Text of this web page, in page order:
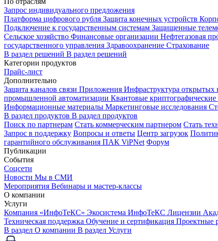
Запрос индивидуального предложения
Платформа цифрового рубля Защита конечных устройств
Подключение к государственным системам Защищенные
Сельское хозяйство Финансовые организации Нефтегазовая
государственного управления Здравоохранение Страхование
В раздел решений В раздел решений
Категории продуктов
Прайс-лист
Дополнительно
Защита каналов связи Приложения Инфраструктура открытых
промышленной автоматизации Квантовые
Информационные материалы Маркетинговые исследования
В раздел продуктов В раздел продуктов
Поиск по партнерам Стать коммерческим партнером Стать
Запрос в поддержку Вопросы и ответы Центр загрузок
гарантийного обслуживания ПАК ViPNet Форум
Публикации
События
Соцсети
Новости Мы в СМИ
Мероприятия Вебинары и мастер-классы
О компании
Услуги
Компания «ИнфоТеКС» Экосистема ИнфоТеКС Лицензии
Техническая поддержка Обучение и сертификация Проектные
В раздел О компании В раздел Услуги